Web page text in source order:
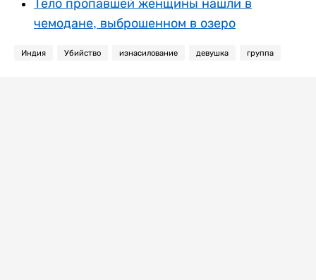
Тело пропавшей женщины нашли в
чемодане, выброшенном в озеро
Индия Убийство изнасилование девушка группа